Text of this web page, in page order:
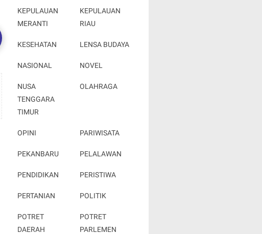
KEPULAUAN
MERANTI
KEPULAUAN
RIAU
KESEHATAN LENSA BUDAYA
NASIONAL NOVEL
NUSA
TENGGARA
TIMUR
OLAHRAGA
OPINI PARIWISATA
PEKANBARU PELALAWAN
PENDIDIKAN PERISTIWA
PERTANIAN POLITIK
POTRET
DAERAH
POTRET
PARLEMEN